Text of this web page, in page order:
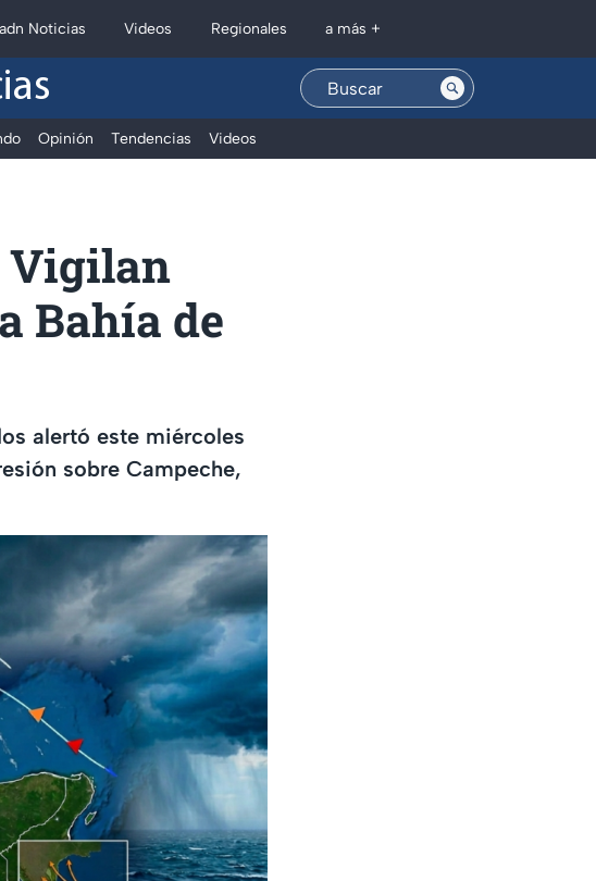
adn Noticias Videos Regionales a más +
Opinión Tendencias Videos
Vigilan
Bahía de
alertó este miércoles
sobre Campeche,